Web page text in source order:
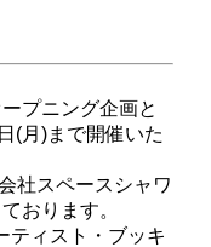
プニング企画と
(月)まで開催いた
社スペースシャワ
おります。
ティスト・ブッキ